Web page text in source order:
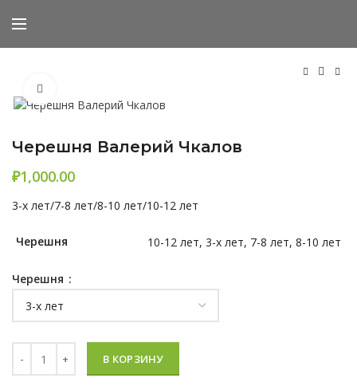
Черешня Валерий Чкалов
₽
3-х лет/7-8 лет/8-10 лет/10-12 лет
Черешня 10-12 лет, 3-х лет, 7-8 лет, 8-10 лет
Черешня
В КОРЗИНУ